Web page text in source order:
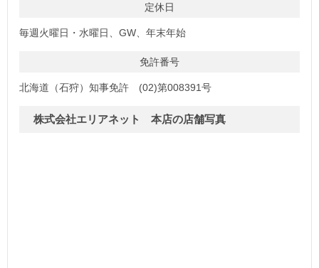
定休日
毎週火曜日・水曜日、GW、年末年始
免許番号
北海道（石狩）知事免許 (02)第008391号
株式会社エリアネット 本店の店舗写真